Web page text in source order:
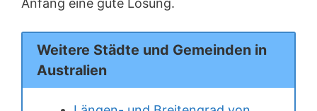
Anfang eine gute Lösung.
Weitere Städte und Gemeinden in
Australien